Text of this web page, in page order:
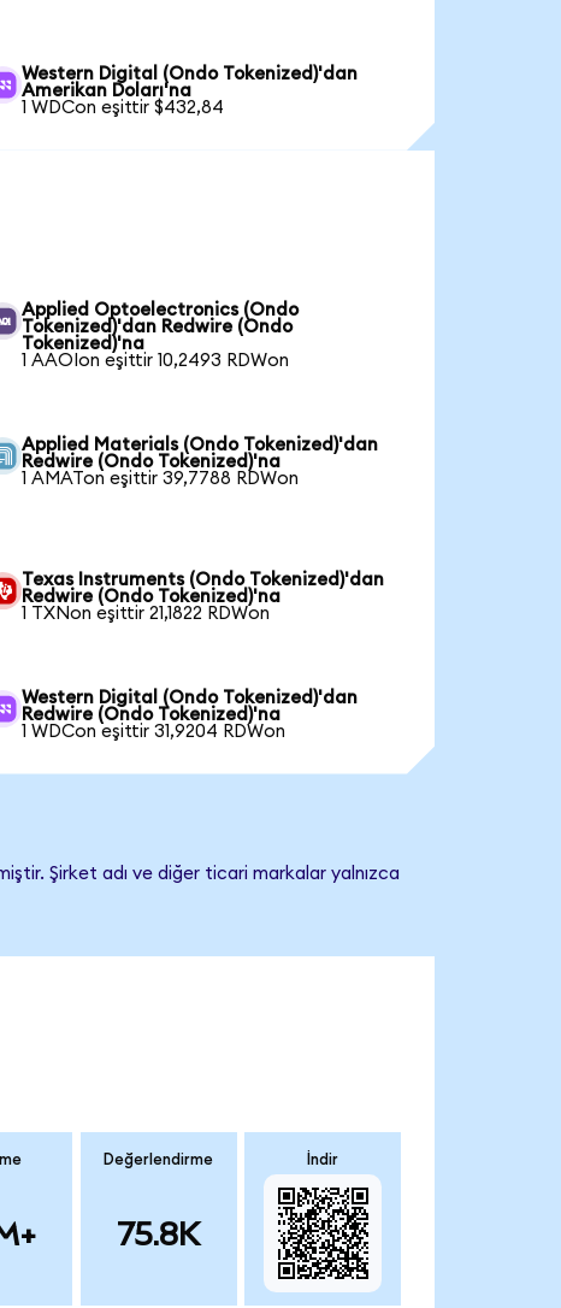
Western Digital (Ondo Tokenized)'dan
Amerikan Doları'na
1 WDCon eşittir $432,84
Applied Optoelectronics (Ondo
Tokenized)'dan Redwire (Ondo
Tokenized)'na
1 AAOIon eşittir 10,2493 RDWon
Applied Materials (Ondo Tokenized)'dan
Redwire (Ondo Tokenized)'na
1 AMATon eşittir 39,7788 RDWon
Texas Instruments (Ondo Tokenized)'dan
Redwire (Ondo Tokenized)'na
1 TXNon eşittir 21,1822 RDWon
Western Digital (Ondo Tokenized)'dan
Redwire (Ondo Tokenized)'na
1 WDCon eşittir 31,9204 RDWon
Şirket adı ve diğer ticari markalar yalnızca
Değerlendirme
75.8K
İndir